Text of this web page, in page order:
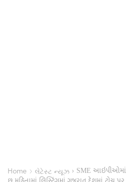
Home › લેટેસ્ટ ન્યૂઝ › SME આઇપીઓમાં